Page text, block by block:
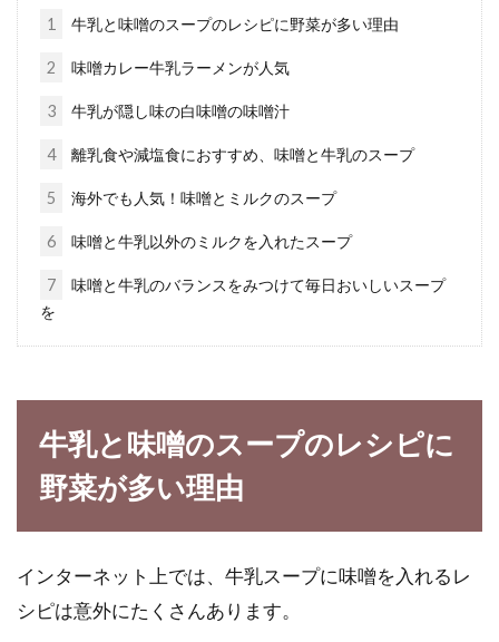
ちまたで話題の玄米を食べるならこ
最近、玄米食に対する評価が、見直されてきて
は、以前か...
ロリーを目指す！
近頃女性たちの間で、1日のカロリーを1500キ
す。...
1 牛乳と味噌のスープのレシピに野菜が多い理由
2 味噌カレー牛乳ラーメンが人気
3 牛乳が隠し味の白味噌の味噌汁
4 離乳食や減塩食におすすめ、味噌と牛乳のスープ
5 海外でも人気！味噌とミルクのスープ
6 味噌と牛乳以外のミルクを入れたスープ
7
味噌と牛乳のバランスをみつけて毎日おいしいスープ
を
牛乳と味噌のスープのレシピに
野菜が多い理由
インターネット上では、牛乳スープに味噌を入れるレ
シピは意外にたくさんあります。